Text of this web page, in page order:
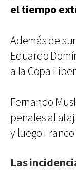
el tiempo
Además de
Eduardo
a la Copa
Fernando
penales al
y luego
Las